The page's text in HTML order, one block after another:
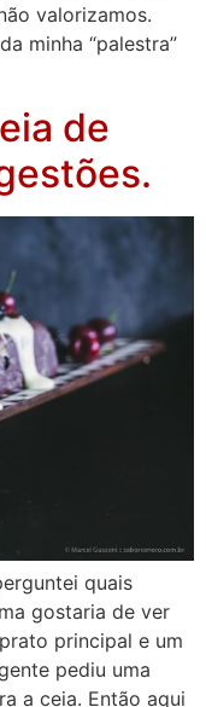
valorizamos.
minha “palestra”
de
quais
gostaria de ver
principal e um
pediu uma
a ceia. Então aqui